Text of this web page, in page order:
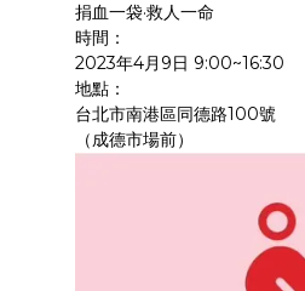
捐血一袋·救人一命
時間：
2023年4月9日 9:00~16:30
地點：
台北市南港區同德路100號
（成德市場前）